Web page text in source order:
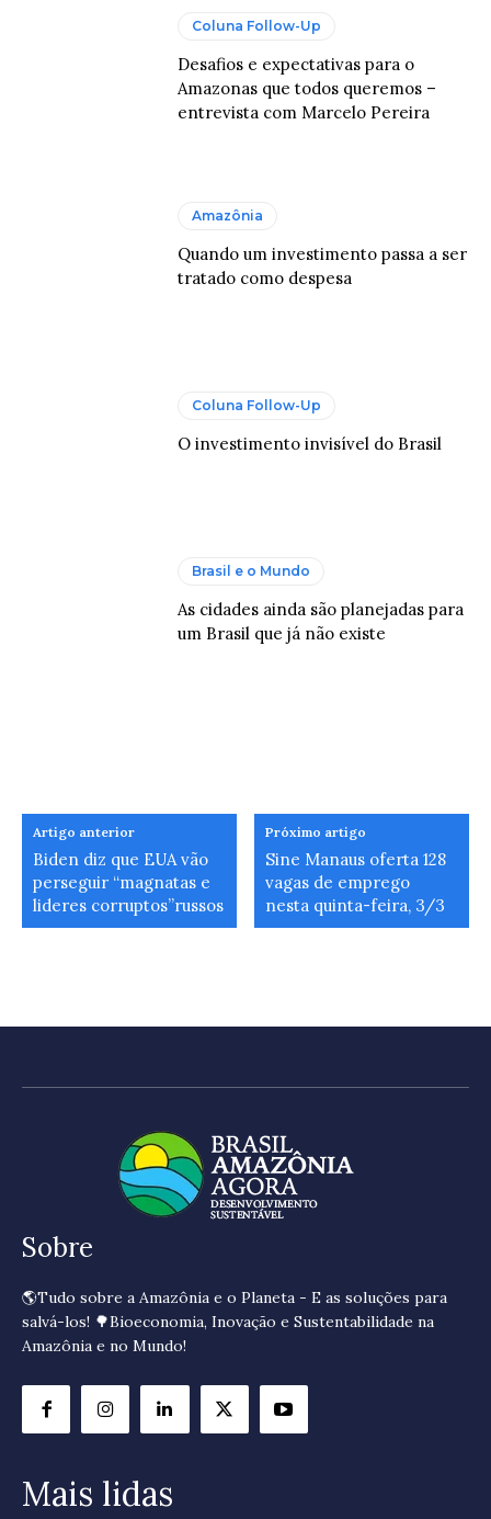
Coluna Follow-Up
Desafios e expectativas para o
Amazonas que todos queremos –
entrevista com Marcelo Pereira
Amazônia
Quando um investimento passa a ser
tratado como despesa
Coluna Follow-Up
O investimento invisível do Brasil
Brasil e o Mundo
As cidades ainda são planejadas para
um Brasil que já não existe
Artigo anterior
Biden diz que EUA vão
perseguir “magnatas e
lideres corruptos”russos
Próximo artigo
Sine Manaus oferta 128
vagas de emprego
nesta quinta-feira, 3/3
Sobre
🌎Tudo sobre a Amazônia e o Planeta - E as soluções para
salvá-los! 🌳Bioeconomia, Inovação e Sustentabilidade na
Amazônia e no Mundo!
Mais lidas